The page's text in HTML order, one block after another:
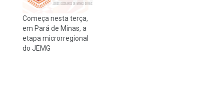
Começa nesta terça,
em Pará de Minas, a
etapa microrregional
do JEMG